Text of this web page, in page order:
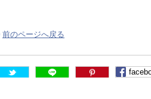
前のページへ戻る